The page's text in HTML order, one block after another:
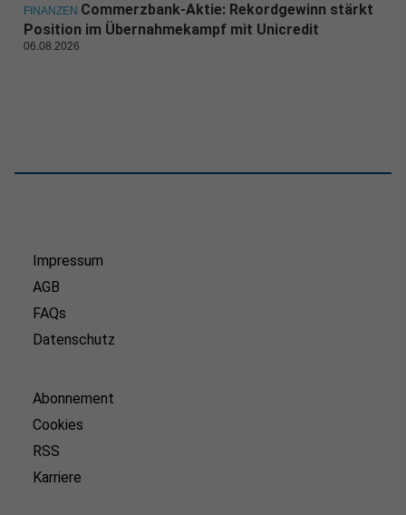
FINANZEN Commerzbank-Aktie: Rekordgewinn stärkt
Position im Übernahmekampf mit Unicredit
06.08.2026
Impressum
AGB
FAQs
Datenschutz
Abonnement
Cookies
RSS
Karriere